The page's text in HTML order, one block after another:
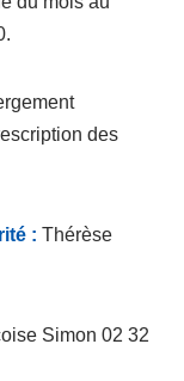
des
: Thérèse
Simon 02 32